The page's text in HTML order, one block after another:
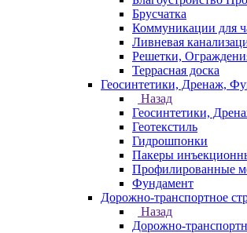
Брусчатка
Коммуникации для
Ливневая
Решетки,
Террасная доска
Геосинтетики, Дренаж,
Назад
Геосинтетики,
Геотекстиль
Гидрошпонки
Пакеры
Профилированные
Фундамент
Дорожно-транспортное
Назад
Дорожно-